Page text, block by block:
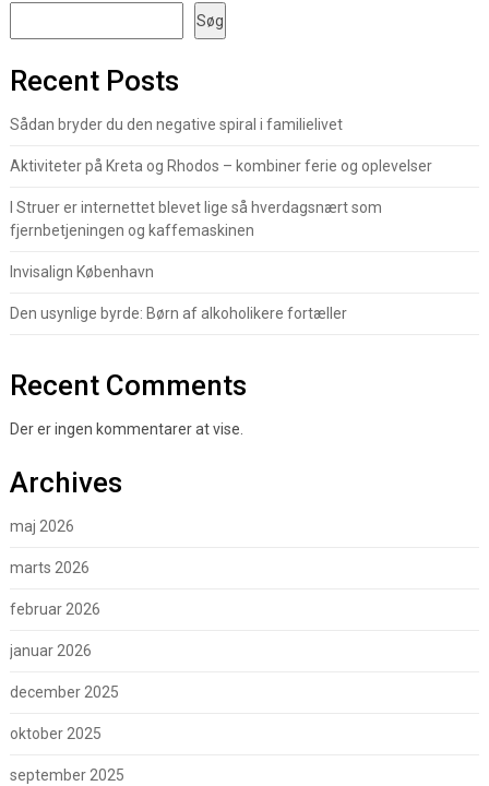
Søg
Recent Posts
Sådan bryder du den negative spiral i familielivet
Aktiviteter på Kreta og Rhodos – kombiner ferie og oplevelser
I Struer er internettet blevet lige så hverdagsnært som
fjernbetjeningen og kaffemaskinen
Invisalign København
Den usynlige byrde: Børn af alkoholikere fortæller
Recent Comments
Der er ingen kommentarer at vise.
Archives
maj 2026
marts 2026
februar 2026
januar 2026
december 2025
oktober 2025
september 2025